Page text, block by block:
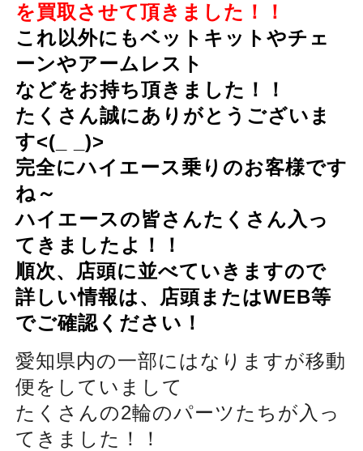
を買取させて頂きました！！
これ以外にもベットキットやチェ
ーンやアームレスト
などをお持ち頂きました！！
たくさん誠にありがとうございま
す<(_ _)>
完全にハイエース乗りのお客様です
ね～
ハイエースの皆さんたくさん入っ
てきましたよ！！
順次、店頭に並べていきますので
詳しい情報は、店頭またはWEB等
でご確認ください！
愛知県内の一部にはなりますが移動
便をしていまして
たくさんの2輪のパーツたちが入っ
てきました！！